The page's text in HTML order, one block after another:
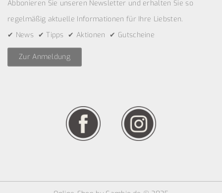
Abbonieren Sie unseren Newsletter und erhalten Sie so
regelmäßig aktuelle Informationen für Ihre Liebsten.
✔ News ✔ Tipps ✔ Aktionen ✔ Gutscheine
Zur Anmeldung